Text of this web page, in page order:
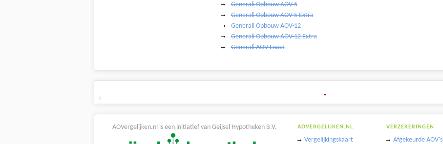
Generali Opbouw AOV-5
Generali Opbouw AOV-5 Extra
Generali Opbouw AOV-12
Generali Opbouw AOV-12 Extra
Generali AOV Exact
«
AOVergelijken.nl is een initiatief van Geijsel Hypotheken B.V. AOVERGELIJKEN.NL
Vergelijkingskaart
VERZEKERINGEN
Afgekeurde AOV's